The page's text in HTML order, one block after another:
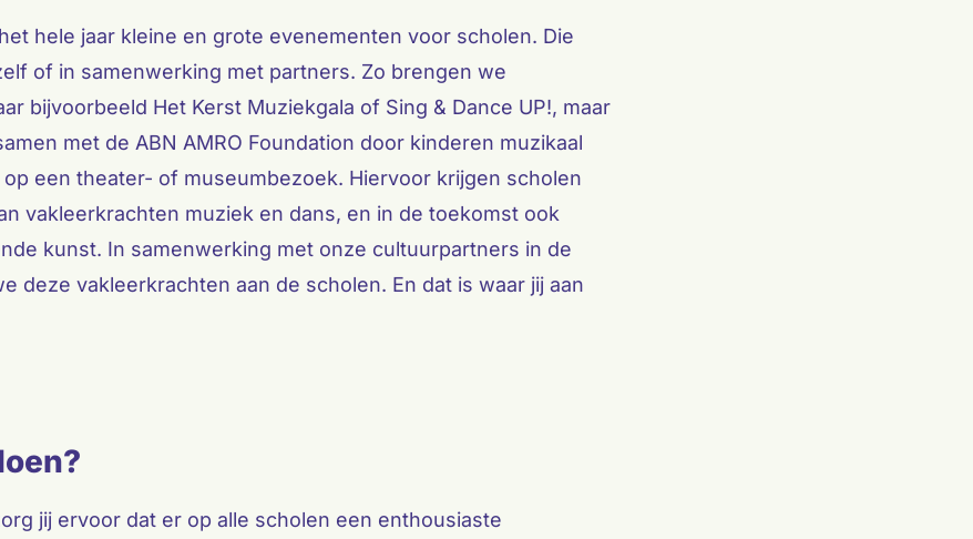
hele jaar kleine en grote evenementen voor scholen. Die
of in samenwerking met partners. Zo brengen we
bijvoorbeeld Het Kerst Muziekgala of Sing & Dance UP!, maar
met de ABN AMRO Foundation door kinderen muzikaal
een theater- of museumbezoek. Hiervoor krijgen scholen
vakleerkrachten muziek en dans, en in de toekomst ook
kunst. In samenwerking met onze cultuurpartners in de
deze vakleerkrachten aan de scholen. En dat is waar jij aan
jij ervoor dat er op alle scholen een enthousiaste